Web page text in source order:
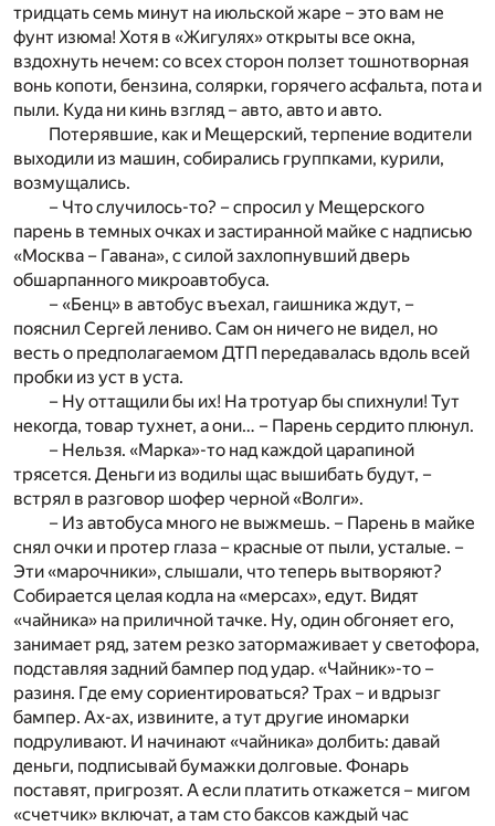
тридцать семь минут на июльской жаре – это вам не
фунт изюма! Хотя в «Жигулях» открыты все окна,
вздохнуть нечем: со всех сторон ползет тошнотворная
вонь копоти, бензина, солярки, горячего асфальта, пота и
пыли. Куда ни кинь взгляд – авто, авто и авто.
Потерявшие, как и Мещерский, терпение водители
выходили из машин, собирались группками, курили,
возмущались.
– Что случилось-то? – спросил у Мещерского
парень в темных очках и застиранной майке с надписью
«Москва – Гавана», с силой захлопнувший дверь
обшарпанного микроавтобуса.
– «Бенц» в автобус въехал, гаишника ждут, –
пояснил Сергей лениво. Сам он ничего не видел, но
весть о предполагаемом ДТП передавалась вдоль всей
пробки из уст в уста.
– Ну оттащили бы их! На тротуар бы спихнули! Тут
некогда, товар тухнет, а они… – Парень сердито плюнул.
– Нельзя. «Марка»-то над каждой царапиной
трясется. Деньги из водилы щас вышибать будут, –
встрял в разговор шофер черной «Волги».
– Из автобуса много не выжмешь. – Парень в майке
снял очки и протер глаза – красные от пыли, усталые. –
Эти «марочники», слышали, что теперь вытворяют?
Собирается целая кодла на «мерсах», едут. Видят
«чайника» на приличной тачке. Ну, один обгоняет его,
занимает ряд, затем резко затормаживает у светофора,
подставляя задний бампер под удар. «Чайник»-то –
разиня. Где ему сориентироваться? Трах – и вдрызг
бампер. Ах-ах, извините, а тут другие иномарки
подруливают. И начинают «чайника» долбить: давай
деньги, подписывай бумажки долговые. Фонарь
поставят, пригрозят. А если платить откажется – мигом
«счетчик» включат, а там сто баксов каждый час